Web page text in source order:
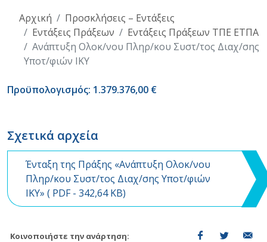
Αρχική
Προσκλήσεις – Εντάξεις
Εντάξεις Πράξεων
Εντάξεις Πράξεων ΤΠΕ ΕΤΠΑ
Ανάπτυξη Ολοκ/νου Πληρ/κου Συστ/τος Διαχ/σης
Υποτ/φιών ΙΚΥ
Προϋπολογισμός: 1.379.376,00 €
Σχετικά αρχεία
Ένταξη της Πράξης «Ανάπτυξη Ολοκ/νου
Πληρ/κου Συστ/τος Διαχ/σης Υποτ/φιών
ΙΚΥ» ( PDF- 342,64 KB)
Κοινοποιήστε την ανάρτηση: